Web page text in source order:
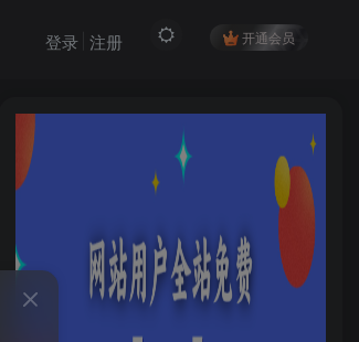
开通会员
登录 注册